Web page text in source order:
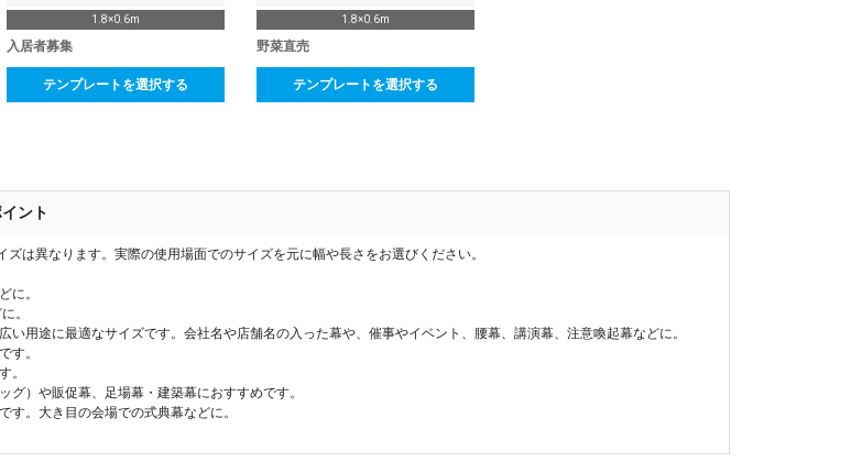
1.8×0.6m
入居者募集
テンプレートを選択する
1.8×0.6m
野菜直売
テンプレートを選択する
ント
は異なります。実際の使用場面でのサイズを元に幅や長さをお選びください。
に。
。
い用途に最適なサイズです。会社名や店舗名の入った幕や、催事やイベント、腰幕、講演幕、注意喚起幕などに。
す。
。
グ）や販促幕、足場幕・建築幕におすすめです。
す。大き目の会場での式典幕などに。